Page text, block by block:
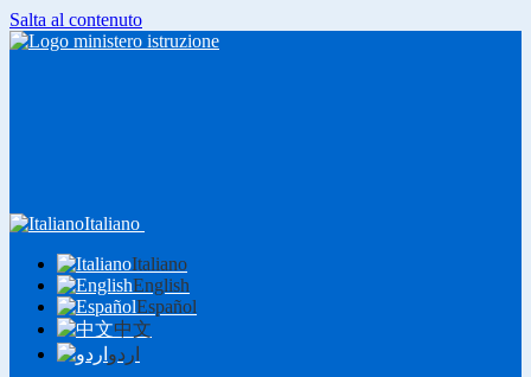
Salta al contenuto
Italiano
Italiano
English
Español
中文
اردو